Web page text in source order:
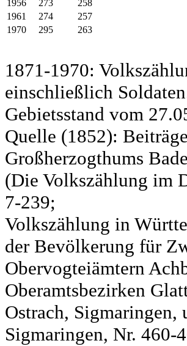
1956
273
258
1961
274
257
1970
295 263
1871-1970:
einschließlich
Gebietsstand vom
Quelle (1852):
Großherzogthums
(Die Volkszählung im
7-239;
Volkszählung in
der Bevölkerung für
Obervogteiämtern
Oberamtsbezirken
Ostrach, Sigmaringen,
Sigmaringen, Nr. 460-